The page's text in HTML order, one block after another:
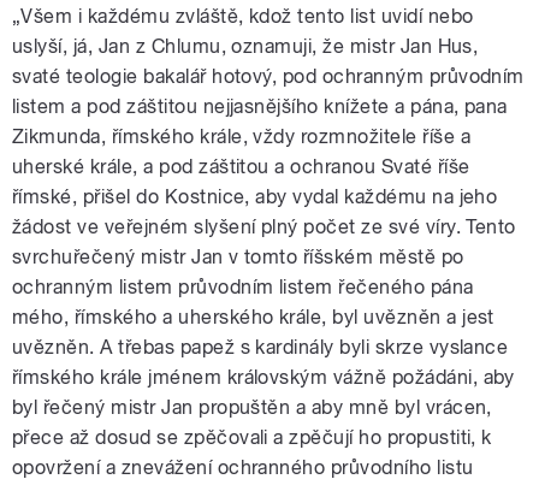
„Všem i každému zvláště, kdož tento list uvidí nebo
uslyší, já, Jan z Chlumu, oznamuji, že mistr Jan Hus,
svaté teologie bakalář hotový, pod ochranným průvodním
listem a pod záštitou nejjasnějšího knížete a pána, pana
Zikmunda, římského krále, vždy rozmnožitele říše a
uherské krále, a pod záštitou a ochranou Svaté říše
římské, přišel do Kostnice, aby vydal každému na jeho
žádost ve veřejném slyšení plný počet ze své víry. Tento
svrchuřečený mistr Jan v tomto říšském městě po
ochranným listem průvodním listem řečeného pána
mého, římského a uherského krále, byl uvězněn a jest
uvězněn. A třebas papež s kardinály byli skrze vyslance
římského krále jménem královským vážně požádáni, aby
byl řečený mistr Jan propuštěn a aby mně byl vrácen,
přece až dosud se zpěčovali a zpěčují ho propustiti, k
opovržení a znevážení ochranného průvodního listu